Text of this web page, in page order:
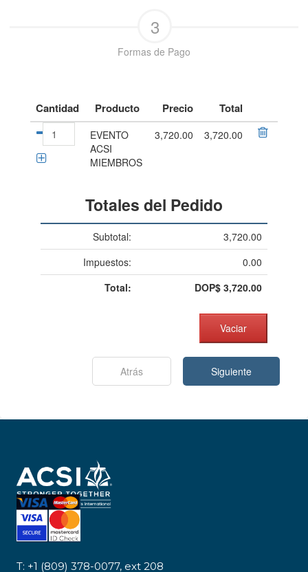
3
Formas de Pago
Cantidad Producto Precio Total
EVENTO
ACSI
MIEMBROS
3,720.00 3,720.00
Totales del Pedido
Subtotal:
3,720.00
Impuestos:
0.00
Total:
DOP$ 3,720.00
Vaciar
Atrás Siguiente
T: +1 (809) 378-0077, ext 208